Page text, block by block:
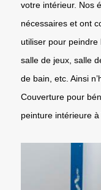
votre intérieur. Nos
nécessaires et ont
utiliser pour peindre
salle de jeux, salle
de bain, etc. Ainsi
Couverture pour
peinture intérieure à